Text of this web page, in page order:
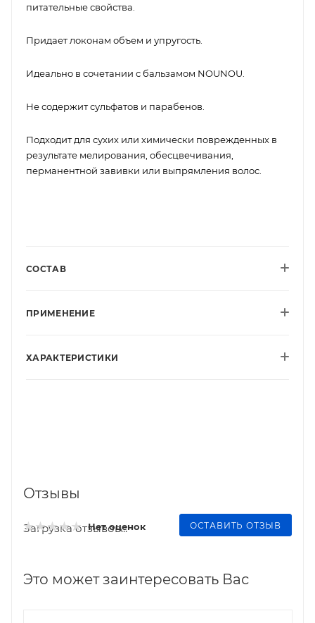
питательные свойства.
Придает локонам объем и упругость.
Идеально в сочетании с бальзамом NOUNOU.
Не содержит сульфатов и парабенов.
Подходит для сухих или химически поврежденных в
результате мелирования, обесцвечивания,
перманентной завивки или выпрямления волос.
СОСТАВ
ПРИМЕНЕНИЕ
ХАРАКТЕРИСТИКИ
Отзывы
Нет оценок ОСТАВИТЬ ОТЗЫВ
Загрузка отзывов...
Это может заинтересовать Вас